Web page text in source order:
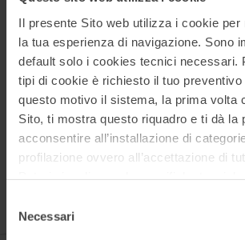
Il presente Sito web utilizza i cookie per
la tua esperienza di navigazione. Sono
default solo i cookies tecnici necessari.
tipi di cookie è richiesto il tuo
questo motivo il sistema, la prima volta
Sito, ti mostra questo riquadro e ti dà la
acconsentire all’installazione di
profilazione ovvero all’accettazione di
accedendo alla
. Le
dati di contatto del Titolare e le
delNecessari
Contattaci
Foglio informativo